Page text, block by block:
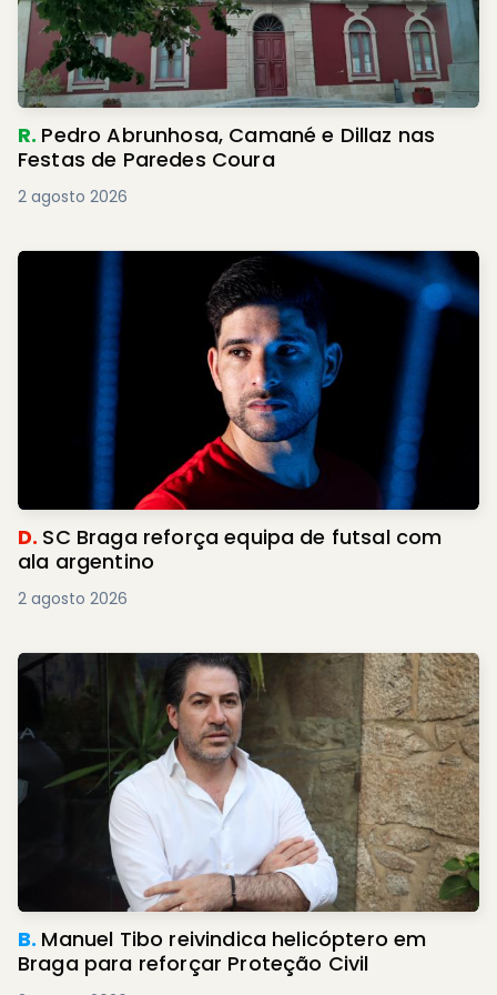
R. Pedro Abrunhosa, Camané e Dillaz nas
Festas de Paredes Coura
2 agosto 2026
D. SC Braga reforça equipa de futsal com
ala argentino
2 agosto 2026
B. Manuel Tibo reivindica helicóptero em
Braga para reforçar Proteção Civil